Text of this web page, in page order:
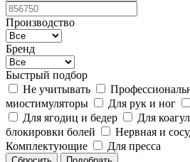
Производство
Бренд
Быстрый подбор
Не учитывать
миостимуляторы
Для рук и ног
Для ягодиц и бедер
Для
блокировки болей
Нервная и
Комплектующие
Для пресса